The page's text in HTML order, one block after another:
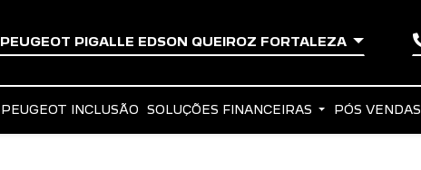
PEUGEOT PIGALLE EDSON QUEIROZ FORTALEZA
PEUGEOT INCLUSÃO SOLUÇÕES FINANCEIRAS PÓS VENDAS